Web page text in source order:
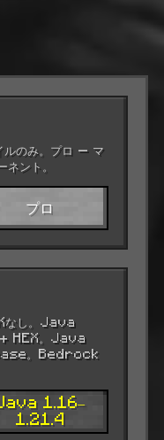
ルのみ。プロ — マ
ント。
プロ
し。Java
HEX。Java
。Bedrock
1.16–
1.21.4